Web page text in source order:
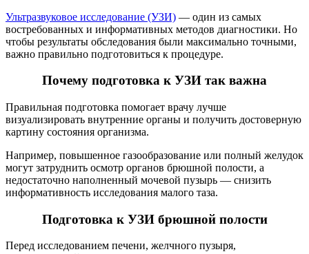
Ультразвуковое исследование (УЗИ) — один из самых
востребованных и информативных методов диагностики. Но
чтобы результаты обследования были максимально точными,
важно правильно подготовиться к процедуре.
Почему подготовка к УЗИ так важна
Правильная подготовка помогает врачу лучше
визуализировать внутренние органы и получить достоверную
картину состояния организма.
Например, повышенное газообразование или полный желудок
могут затруднить осмотр органов брюшной полости, а
недостаточно наполненный мочевой пузырь — снизить
информативность исследования малого таза.
Подготовка к УЗИ брюшной полости
Перед исследованием печени, желчного пузыря,